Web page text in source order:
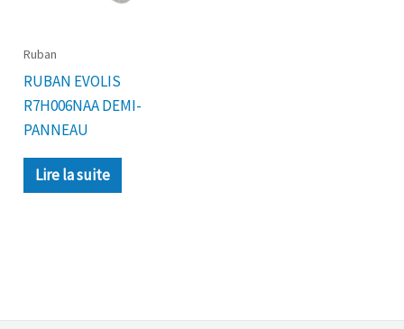
Ruban
RUBAN EVOLIS
R7H006NAA DEMI-
PANNEAU
Lire la suite